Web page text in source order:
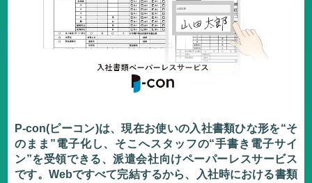
P-con(ピーコン)は、現在お使いの入社書類ひな形を“そ
のまま”電子化し、そこへスタッフの“手書き電子サイ
ン”を受領できる、派遣会社向けペーパーレスサービス
です。Webですべて完結するから、入社時における書類